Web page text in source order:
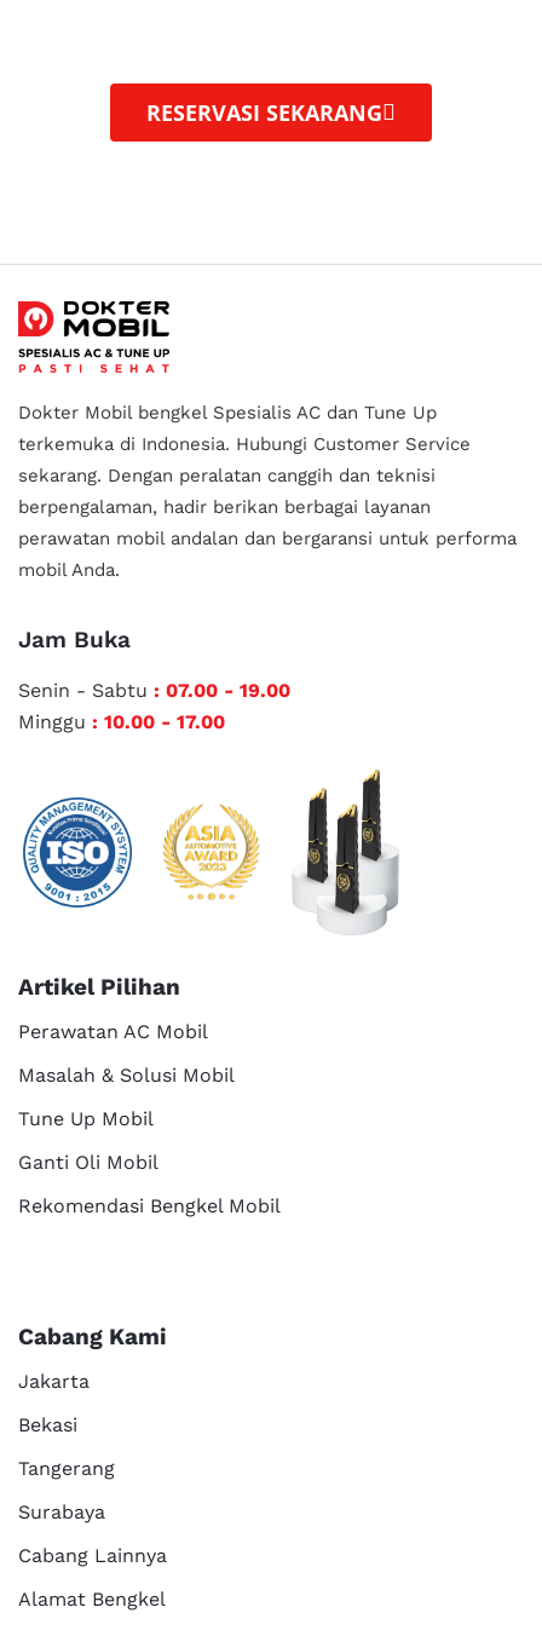
RESERVASI SEKARANG
Dokter Mobil bengkel Spesialis AC dan Tune Up
terkemuka di Indonesia. Hubungi Customer Service
sekarang. Dengan peralatan canggih dan teknisi
berpengalaman, hadir berikan berbagai layanan
perawatan mobil andalan dan bergaransi untuk performa
mobil Anda.
Jam Buka
Senin - Sabtu : 07.00 - 19.00
Minggu : 10.00 - 17.00
Artikel Pilihan
Perawatan AC Mobil
Masalah & Solusi Mobil
Tune Up Mobil
Ganti Oli Mobil
Rekomendasi Bengkel Mobil
Cabang Kami
Jakarta
Bekasi
Tangerang
Surabaya
Cabang Lainnya
Alamat Bengkel